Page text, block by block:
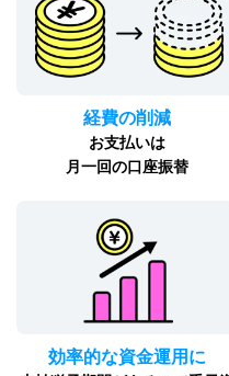
経費の削減
お支払いは
月一回の口座振替
効率的な資金運用に